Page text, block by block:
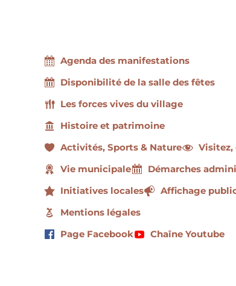
Agenda des manifestations
Disponibilité de la salle des fêtes
Les forces vives du village
Histoire et patrimoine
Activités, Sports & Nature
Visitez,
Vie municipale
Démarches
Initiatives locales
Affichage
Mentions légales
Page Facebook
Chaîne Youtube